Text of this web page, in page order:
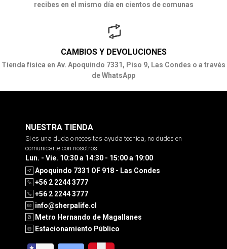
recibes en el mismo día en cientos de comunas
CAMBIOS Y DEVOLUCIONES
Tienda física en Av. Apoquindo 7331, Piso 9, Las Condes o a través
de WhatsApp
NUESTRA TIENDA
Si es una duda o necesitas ayuda tecnica, no dudes en
comunicarte con nosotros
Lun. - Vie. 10:30 a 14:30 - 15:00 a 19:00
Apoquindo 7331 OF 918 - Las Condes
+56 2 2244 3777
+56 2 2244 3777
info@sherpalife.cl
Metro Hernando de Magallanes
Estacionamiento Público